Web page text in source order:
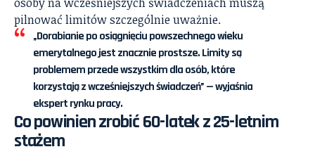
pilnować limitów szczególnie uważnie.
„Dorabianie po osiągnięciu powszechnego wieku
emerytalnego jest znacznie prostsze. Limity są
problemem przede wszystkim dla osób, które
korzystają z wcześniejszych świadczeń” — wyjaśnia
ekspert rynku pracy.
Co powinien zrobić 60-latek z 25-letnim
stażem